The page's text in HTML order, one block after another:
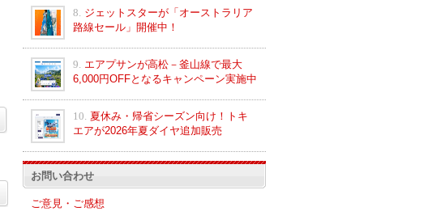
8. ジェットスターが「オーストラリア
路線セール」開催中！
9. エアプサンが高松－釜山線で最大
6,000円OFFとなるキャンペーン実施中
10. 夏休み・帰省シーズン向け！トキ
エアが2026年夏ダイヤ追加販売
お問い合わせ
ご意見・ご感想